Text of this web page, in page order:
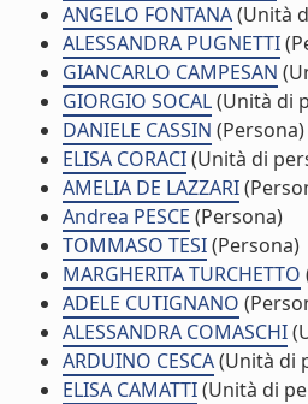
ANGELO FONTANA(Unità
ALESSANDRA PUGNETTI
GIANCARLO CAMPESAN
GIORGIO SOCAL(Unità di
DANIELE CASSIN (Persona)
ELISA CORACI(Unità di
AMELIA DE LAZZARI
Andrea PESCE (Persona)
TOMMASO TESI(Persona)
MARGHERITA TURCHETTO
ADELE CUTIGNANO
ALESSANDRA COMASCHI
ARDUINO CESCA(Unità di
ELISA CAMATTI(Unità di